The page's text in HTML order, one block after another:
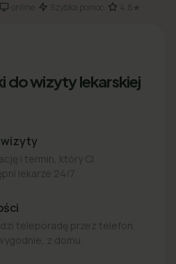
online· Szybka pomoc 4.8★
do wizyty lekarskiej
wizyty
i termin, który Ci
lekarze 24/7.
teleporadę przez telefon,
z domu.